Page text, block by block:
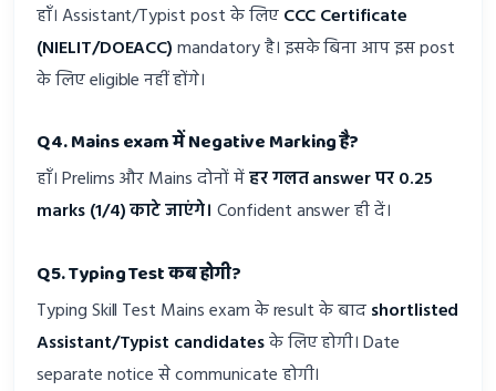
हाँ। Assistant/Typist post के लिएCCC Certificate
(NIELIT/DOEACC)mandatory है। इसके बिना आप इस post
के लिए eligible नहीं होंगे।
Q4. Mains exam में Negative Marking है?
हाँ। Prelims और Mains दोनों मेंहर गलत answer पर 0.25
marks (1/4) काटे जाएंगे। Confident answer ही दें।
Q5. Typing Test कब होगी?
Typing Skill Test Mains exam के result के बादshortlisted
Assistant/Typist candidatesके लिए होगी। Date
separate notice से communicate होगी।